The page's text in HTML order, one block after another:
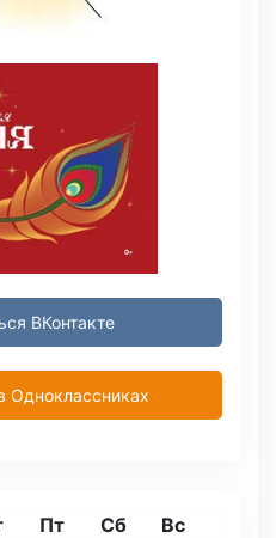
ВКонтакте
Одноклассниках
Пт Сб Вс